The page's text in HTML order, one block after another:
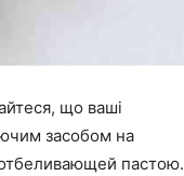
що ваші
засобом на
пастою.